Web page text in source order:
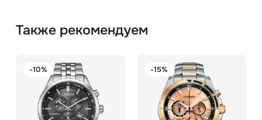
Также рекомендуем
-10% -15%